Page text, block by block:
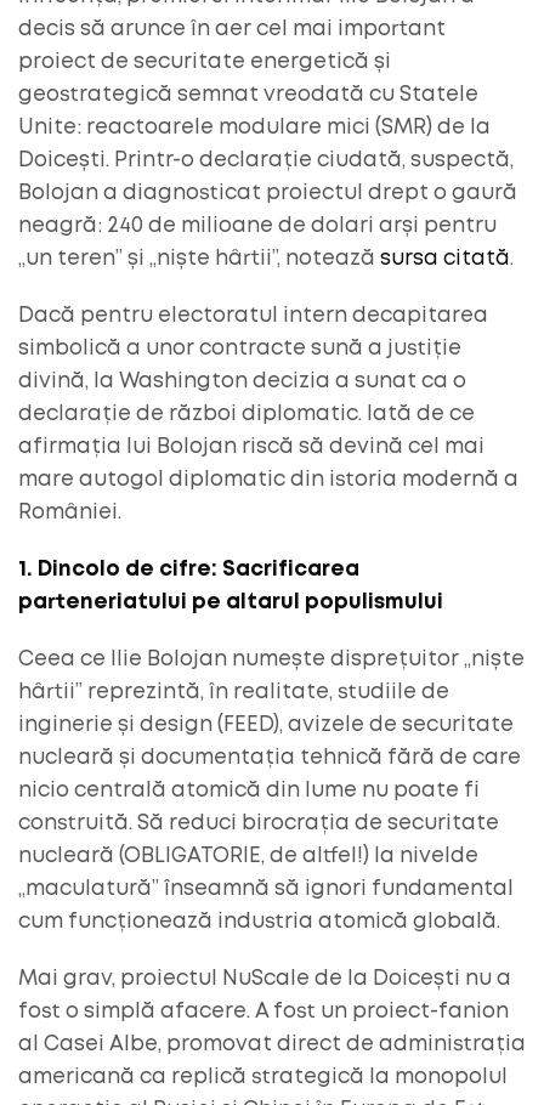
decis să arunce în aer cel mai important
proiect de securitate energetică și
geostrategică semnat vreodată cu Statele
Unite: reactoarele modulare mici (SMR) de la
Doicești. Printr-o declarație ciudată, suspectă,
Bolojan a diagnosticat proiectul drept o gaură
neagră: 240 de milioane de dolari arși pentru
„un teren” și „niște hârtii”, notează sursa citată .
Dacă pentru electoratul intern decapitarea
simbolică a unor contracte sună a justiție
divină, la Washington decizia a sunat ca o
declarație de război diplomatic. Iată de ce
afirmația lui Bolojan riscă să devină cel mai
mare autogol diplomatic din istoria modernă a
României.
1. Dincolo de cifre: Sacrificarea
parteneriatului pe altarul populismului
Ceea ce Ilie Bolojan numește disprețuitor „niște
hârtii” reprezintă, în realitate, studiile de
inginerie și design (FEED), avizele de securitate
nucleară și documentația tehnică fără de care
nicio centrală atomică din lume nu poate fi
construită. Să reduci birocrația de securitate
nucleară (OBLIGATORIE, de altfel!) la nivelde
„maculatură” înseamnă să ignori fundamental
cum funcționează industria atomică globală.
Mai grav, proiectul NuScale de la Doicești nu a
fost o simplă afacere. A fost un proiect-fanion
al Casei Albe, promovat direct de administrația
americană ca replică strategică la monopolul